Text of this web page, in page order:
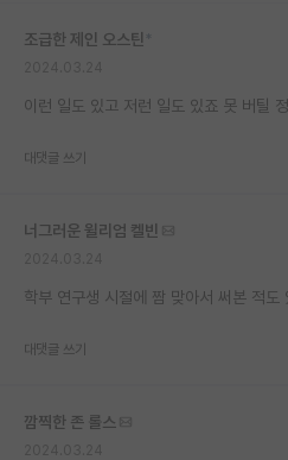
재팬라운지 🌸
조급한 제인 오스틴
이런 일도 있고 저런 일도 있죠 못 버틸
대댓글 쓰기
너그러운 윌리엄 켈빈
학부 연구생 시절에 짬 맞아서 써본 적도
대댓글 쓰기
깜찍한 존 롤스